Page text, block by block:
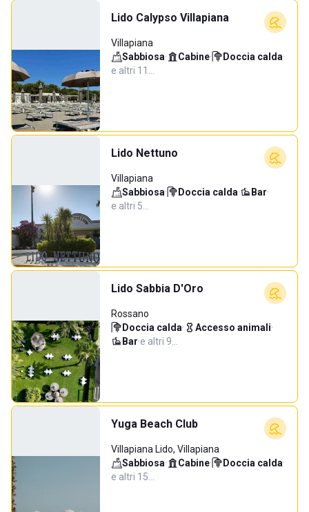
Lido Calypso Villapiana
Villapiana
Sabbiosa· Cabine· Doccia calda·
e altri 11…
Lido Nettuno
Villapiana
Sabbiosa· Doccia calda· Bar·
e altri 5…
Lido Sabbia D'Oro
Rossano
Doccia calda· Accesso animali·
Bar·e altri 9…
Yuga Beach Club
Villapiana Lido, Villapiana
Sabbiosa· Cabine· Doccia calda·
e altri 15…